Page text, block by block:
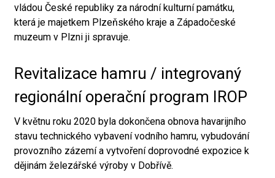
vládou České republiky za národní kulturní památku,
která je majetkem Plzeňského kraje a Západočeské
muzeum v Plzni ji spravuje.
Revitalizace hamru / integrovaný
regionální operační program IROP
V květnu roku 2020 byla dokončena obnova havarijního
stavu technického vybavení vodního hamru, vybudování
provozního zázemí a vytvoření doprovodné expozice k
dějinám železářské výroby v Dobřívě.